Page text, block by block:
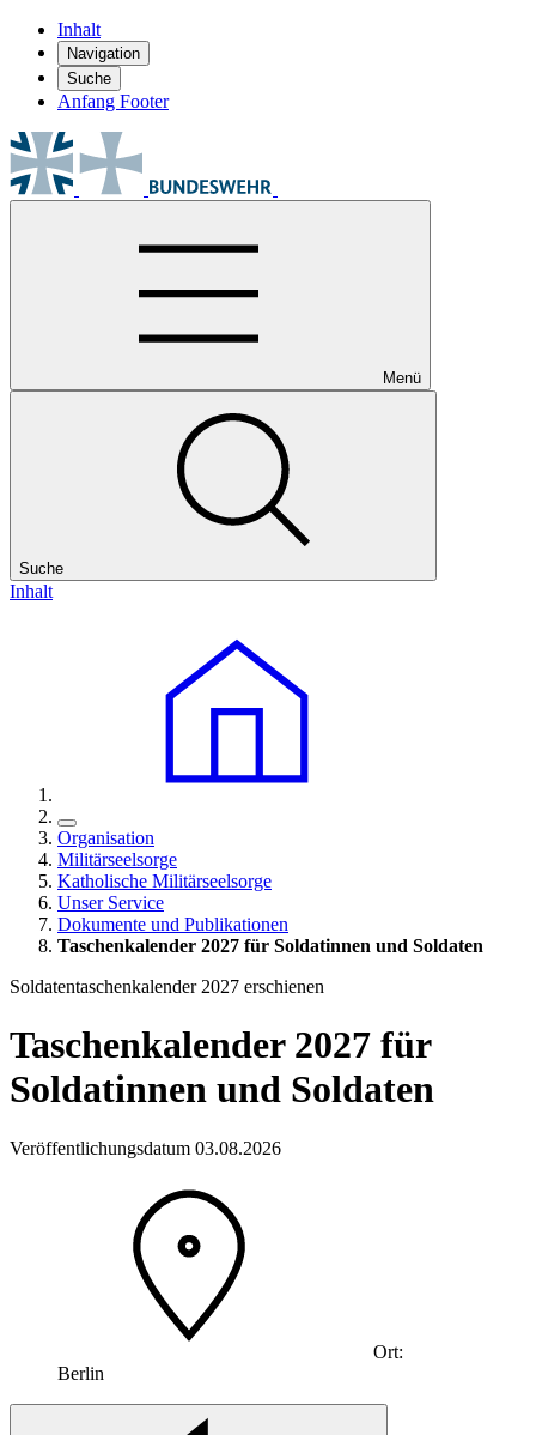
Inhalt
Navigation
Suche
Anfang Footer
Menü
Suche
Inhalt
Organisation
Militärseelsorge
Katholische Militärseelsorge
Unser Service
Dokumente und Publikationen
Taschenkalender 2027 für Soldatinnen und Soldaten
Soldatentaschenkalender 2027 erschienen
Taschenkalender 2027 für
Soldatinnen und Soldaten
Veröffentlichungsdatum 03.08.2026
Ort:
Berlin